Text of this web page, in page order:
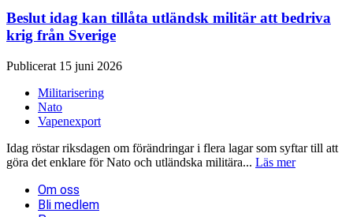
Beslut idag kan tillåta utländsk militär att bedriva
krig från Sverige
Publicerat 15 juni 2026
Militarisering
Nato
Vapenexport
Idag röstar riksdagen om förändringar i flera lagar som syftar till att
göra det enklare för Nato och utländska militära... Läs mer
Om oss
Bli medlem